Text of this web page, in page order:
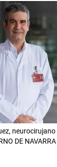
DE NAVARRA